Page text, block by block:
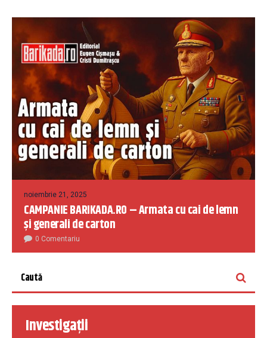
noiembrie 21, 2025
CAMPANIE BARIKADA.RO – Armata cu cai de lemn
și generali de carton
0 Comentariu
Investigații